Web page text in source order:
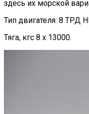
здесь их морской
Тип двигателя: 8 ТРД
Тяга, кгс 8 х 13000.